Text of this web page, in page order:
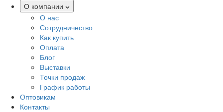
О компании
О нас
Сотрудничество
Как купить
Оплата
Блог
Выставки
Точки продаж
График работы
Оптовикам
Контакты